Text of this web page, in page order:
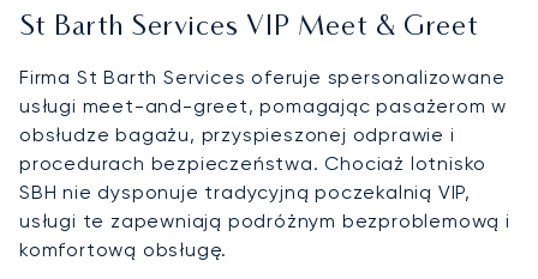
St Barth Services VIP Meet & Greet
Firma St Barth Services oferuje spersonalizowane
usługi meet-and-greet, pomagając pasażerom w
obsłudze bagażu, przyspieszonej odprawie i
procedurach bezpieczeństwa. Chociaż lotnisko
SBH nie dysponuje tradycyjną poczekalnią VIP,
usługi te zapewniają podróżnym bezproblemową i
komfortową obsługę.